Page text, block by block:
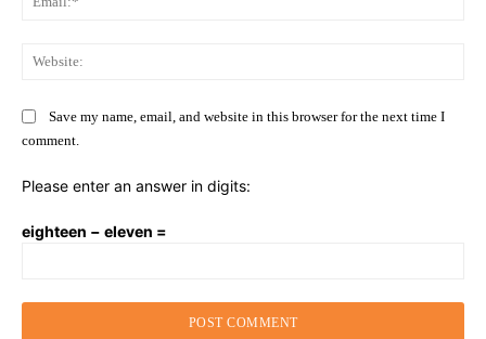
Save my name, email, and website in this browser for the next time I
comment.
Please enter an answer in digits:
eighteen − eleven =